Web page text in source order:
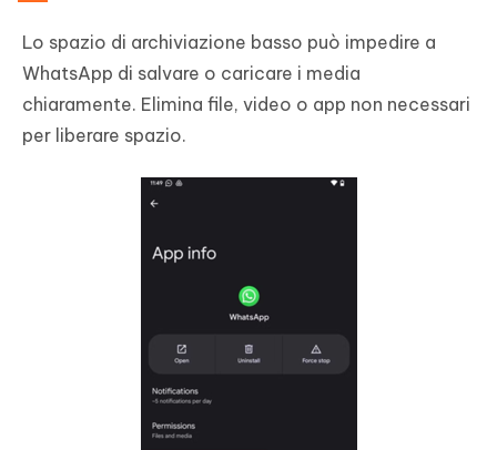
Lo spazio di archiviazione basso può impedire a
WhatsApp di salvare o caricare i media
chiaramente. Elimina file, video o app non necessari
per liberare spazio.